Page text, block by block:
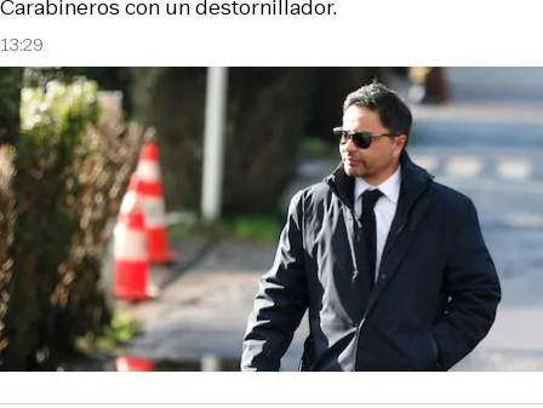
13:29
Carabineros con un destornillador.